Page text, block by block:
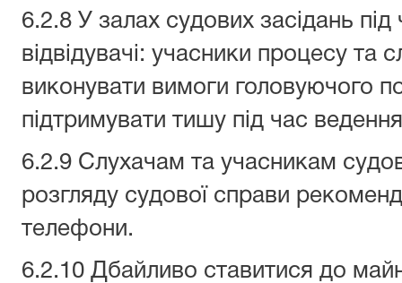
6.2.8 У залах судових засідань
відвідувачі: учасники процесу та
виконувати вимоги головуючого
підтримувати тишу під час
6.2.9 Слухачам та учасникам
розгляду судової справи
телефони.
6.2.10 Дбайливо ставитися до